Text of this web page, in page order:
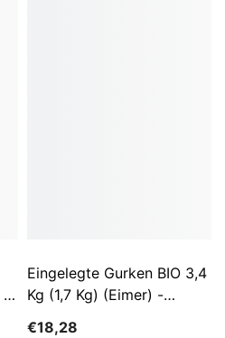
Eingelegte Gurken BIO 3,4
Kg (1,7 Kg) (Eimer) -
€18,28